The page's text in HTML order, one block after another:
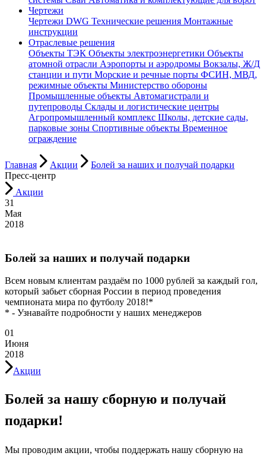
Чертежи
Чертежи DWG Технические решения Монтажные
инструкции
Отраслевые решения
Объекты ТЭК Объекты электроэнергетики Объекты
атомной отрасли Аэропорты и аэродромы Вокзалы, Ж/Д
станции и пути Морские и речные порты ФСИН, МВД,
режимные объекты Министерство обороны
Промышленные объекты Автомагистрали и
путепроводы Склады и логистические центры
Агропромышленный комплекс Школы, детские сады,
парковые зоны Спортивные объекты Временное
ограждение
Главная Акции
Болей за наших и получай подарки
Пресс-центр
Акции
31
Мая
2018
Болей за наших и получай подарки
Всем новым клиентам раздаём по 1000 рублей за каждый гол,
который забьет сборная России в период проведения
чемпионата мира по футболу 2018!*
* - Узнавайте подробности у наших менеджеров
01
Июня
2018
Акции
Болей за нашу сборную и получай
подарки!
Мы проводим акции, чтобы поддержать нашу сборную на